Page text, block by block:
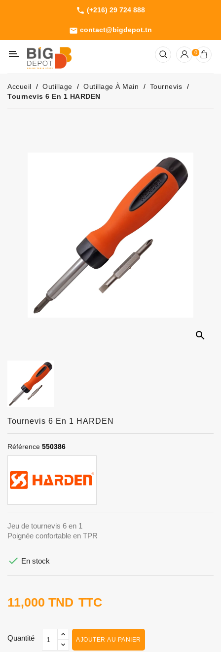
phone (+216) 29 724 888
email contact@bigdepot.tn
Machines
Outillage
Jardinage
Consommables
0
Accueil Outillage Outillage À Main
Tournevis
Tournevis 6 En 1 HARDEN
search
Tournevis 6 En 1 HARDEN
Référence 550386
Jeu de tournevis 6 en 1
Poignée confortable en TPR
 En stock
11,000 TND TTC
Quantité AJOUTER AU PANIER